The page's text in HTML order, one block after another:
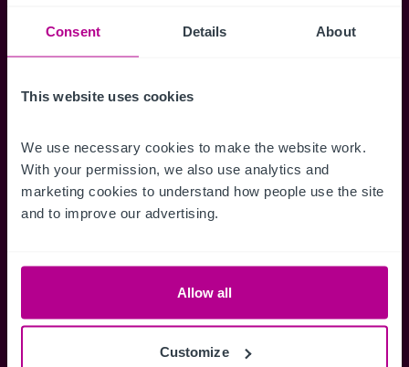
Consent Details About
This website uses cookies
We use necessary cookies to make the website work.
With your permission, we also use analytics and
marketing cookies to understand how people use the site
and to improve our advertising.
Allow all
Customize
Benachrichtigungen für neuen Objekten zu
erhalten.
Zugriff auf alle
Informationen
Erhalten Sie Zugriff auf alle
Mitglieder.
Speichern
und einfach